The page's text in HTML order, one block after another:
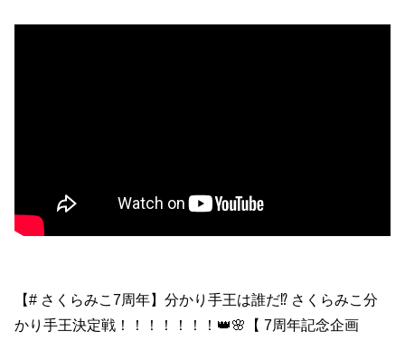
【# さくらみこ7周年】分かり手王は誰だ⁉ さくらみこ分
かり手王決定戦！！！！！！！👑🌸【 7周年記念企画